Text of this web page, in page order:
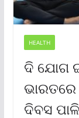
HEALTH
ଦି ଯୋଗ
ଦିବସ